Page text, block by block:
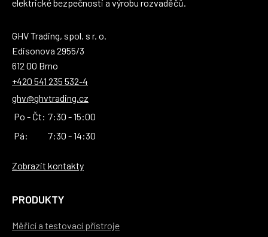
elektrické bezpečnosti a výrobu rozvaděčů.
GHV Trading, spol. s r. o.
Edisonova 2955/3
612 00 Brno
+420 541 235 532-4
ghv@ghvtrading.cz
Po - Čt: 7:30 - 15:00
Pá:
7:30 - 14:30
Zobrazit kontakty
PRODUKTY
Měřicí a testovací přístroje